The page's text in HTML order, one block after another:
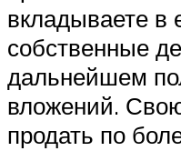
вкладываете в
собственные
дальнейшем
вложений.
продать по